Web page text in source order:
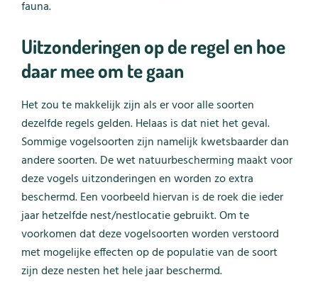
fauna.
Uitzonderingen op de regel en hoe
daar mee om te gaan
Het zou te makkelijk zijn als er voor alle soorten
dezelfde regels gelden. Helaas is dat niet het geval.
Sommige vogelsoorten zijn namelijk kwetsbaarder dan
andere soorten. De wet natuurbescherming maakt voor
deze vogels uitzonderingen en worden zo extra
beschermd. Een voorbeeld hiervan is de roek die ieder
jaar hetzelfde nest/nestlocatie gebruikt. Om te
voorkomen dat deze vogelsoorten worden verstoord
met mogelijke effecten op de populatie van de soort
zijn deze nesten het hele jaar beschermd.